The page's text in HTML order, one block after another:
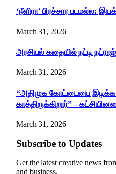
‘நீளிரா’ பிரச்சார படமல்ல:
March 31, 2026
அரசியல் கதையில் நட்டி நட்ராஜ்
March 31, 2026
“அதிமுக கோட்டையை இடிக்க
காத்திருக்கிறார்” –
March 31, 2026
Subscribe to Updates
Get the latest creative news
and business.